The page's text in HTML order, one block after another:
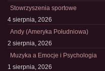
Stowrzyszenia sportowe
4 sierpnia, 2026
Andy (Ameryka Południowa)
2 sierpnia, 2026
Muzyka a Emocje i Psychologia
1 sierpnia, 2026